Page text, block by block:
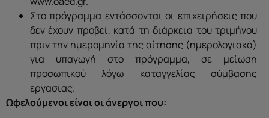
Στο πρόγραμμα εντάσσονται οι επιχειρήσεις που
δεν έχουν προβεί, κατά τη διάρκεια του τριμήνου
πριν την ημερομηνία της αίτησης (ημερολογιακά)
για υπαγωγή στο πρόγραμμα, σε μείωση
προσωπικού λόγω καταγγελίας σύμβασης
εργασίας.
Ωφελούμενοι είναι οι άνεργοι που: